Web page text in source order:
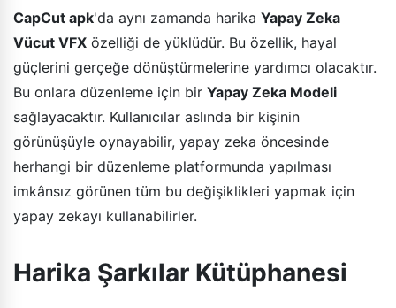
CapCut apk'da aynı zamanda harika Yapay Zeka
Vücut VFX özelliği de yüklüdür. Bu özellik, hayal
güçlerini gerçeğe dönüştürmelerine yardımcı olacaktır.
Bu onlara düzenleme için bir Yapay Zeka Modeli
sağlayacaktır. Kullanıcılar aslında bir kişinin
görünüşüyle oynayabilir, yapay zeka öncesinde
herhangi bir düzenleme platformunda yapılması
imkânsız görünen tüm bu değişiklikleri yapmak için
yapay zekayı kullanabilirler.
Harika Şarkılar Kütüphanesi